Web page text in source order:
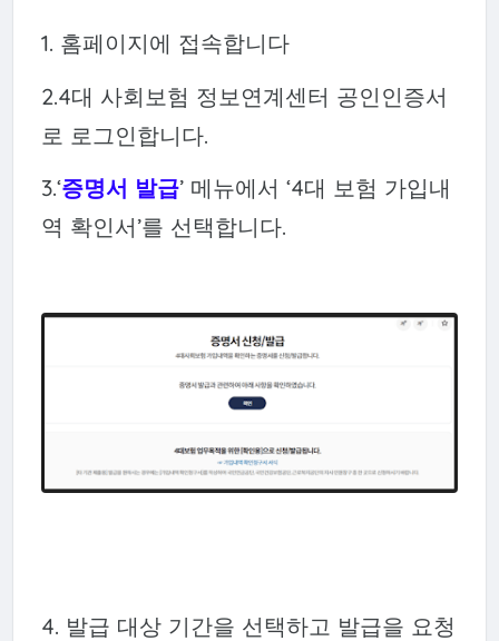
1. 홈페이지에 접속합니다
2.4대 사회보험 정보연계센터 공인인증서
로 로그인합니다.
3.‘증명서 발급’ 메뉴에서 ‘4대 보험 가입내
역 확인서’를 선택합니다.
4. 발급 대상 기간을 선택하고 발급을 요청